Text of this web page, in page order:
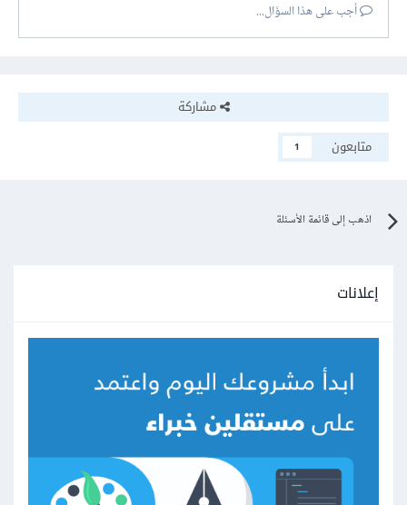
أجب على هذا السؤال...
مشاركة
متابعون
1
اذهب إلى قائمة الأسئلة
إعلانات